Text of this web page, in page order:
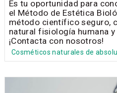
Es tu oportunidad para
el Método de Estética
método científico seguro,
natural fisiología humana
¡Contacta con nosotros!
Cosméticos naturales de